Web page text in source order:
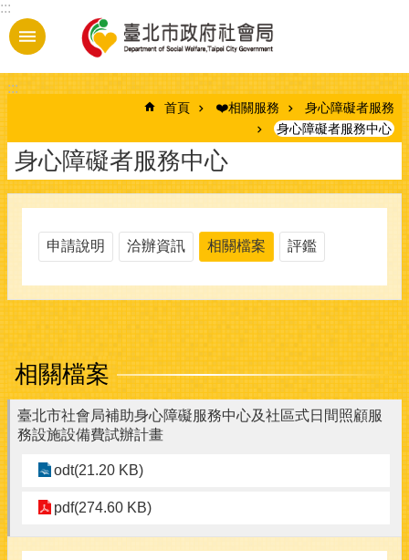
跳到主要內容區塊
:::
:::
首頁 ❤️相關服務
身心障礙者服務
身心障礙者服務中心
身心障礙者服務中心
申請說明 洽辦資訊 相關檔案 評鑑
相關檔案
臺北市社會局補助身心障礙服務中心及社區式日間照顧服
務設施設備費試辦計畫
odt(21.20 KB)
pdf(274.60 KB)